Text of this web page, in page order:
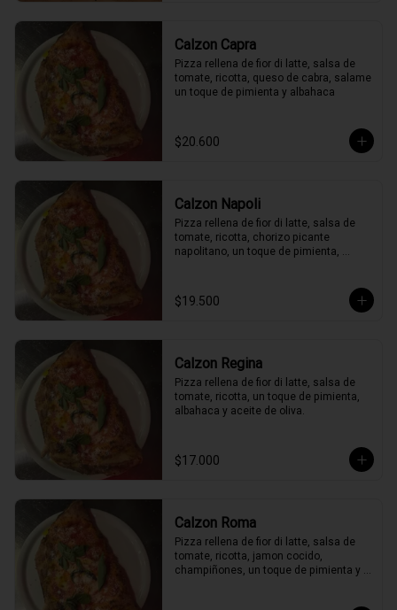
Calzon Capra
Pizza rellena de fior di latte, salsa de
tomate, ricotta, queso de cabra, salame
un toque de pimienta y albahaca
$20.600
Calzon Napoli
Pizza rellena de fior di latte, salsa de
tomate, ricotta, chorizo picante
napolitano, un toque de pimienta,
$19.500
Calzon Regina
Pizza rellena de fior di latte, salsa de
tomate, ricotta, un toque de pimienta,
albahaca y aceite de oliva.
$17.000
Calzon Roma
Pizza rellena de fior di latte, salsa de
tomate, ricotta, jamon cocido,
champiñones, un toque de pimienta y